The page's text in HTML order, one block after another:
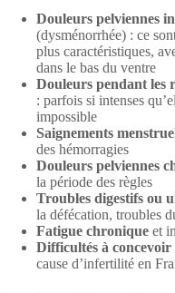
Douleurs pelviennes
(dysménorrhée) : ce
plus caractéristiques,
dans le bas du ventre
Douleurs pendant les
: parfois si intenses
impossible
Saignements
des hémorragies
Douleurs pelviennes
la période des règles
Troubles digestifs ou
la défécation, troubles
Fatigue chronique et
Difficultés à concevoir
cause d’infertilité en